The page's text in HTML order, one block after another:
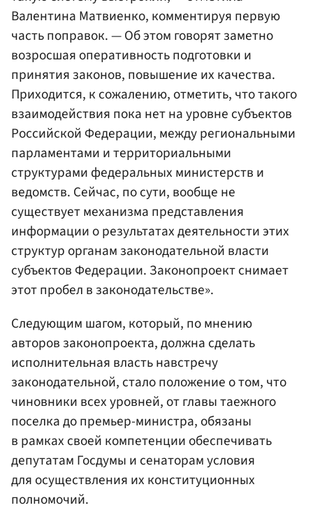
Валентина Матвиенко, комментируя первую
часть поправок. — Об этом говорят заметно
возросшая оперативность подготовки и
принятия законов, повышение их качества.
Приходится, к сожалению, отметить, что такого
взаимодействия пока нет на уровне субъектов
Российской Федерации, между региональными
парламентами и территориальными
структурами федеральных министерств и
ведомств. Сейчас, по сути, вообще не
существует механизма представления
информации о результатах деятельности этих
структур органам законодательной власти
субъектов Федерации. Законопроект снимает
этот пробел в законодательстве».
Следующим шагом, который, по мнению
авторов законопроекта, должна сделать
исполнительная власть навстречу
законодательной, стало положение о том, что
чиновники всех уровней, от главы таежного
поселка до премьер-министра, обязаны
в рамках своей компетенции обеспечивать
депутатам Госдумы и сенаторам условия
для осуществления их конституционных
полномочий.